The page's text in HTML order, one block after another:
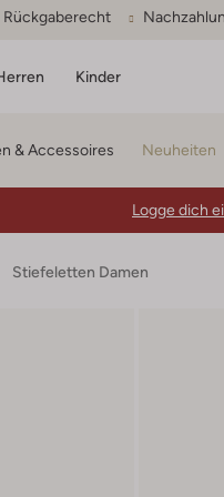
Rückgaberecht
Kinder
& Accessoires Neuheiten
Logge dich
Stiefeletten Damen